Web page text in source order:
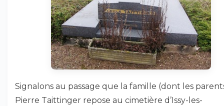
Signalons au passage que la famille (dont les
Pierre Taittinger repose au cimetière d’Issy-les-